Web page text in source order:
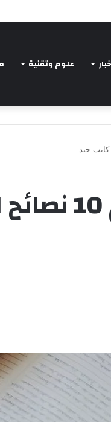
Revolutionizing
علوم وتقنية
كتابة مقال